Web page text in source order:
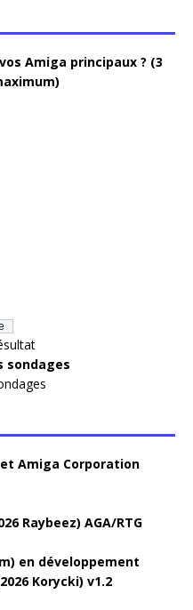
Amiga principaux ? (3
sondages
Amiga Corporation
Raybeez) AGA/RTG
en développement
Korycki) v1.2